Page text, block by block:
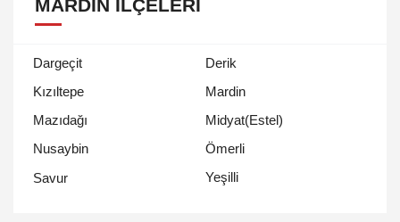
MARDIN İLÇELERI
Dargeçit
Derik
Kızıltepe
Mardin
Mazıdağı
Midyat(Estel)
Nusaybin
Ömerli
Savur
Yeşilli